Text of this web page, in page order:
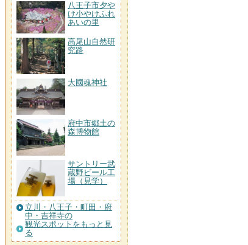
八王子市夕や
け小やけふれ
あいの里
高尾山自然研
究路
大國魂神社
府中市郷土の
森博物館
サントリー武
蔵野ビール工
場（見学）
立川・八王子・町田・府
中・吉祥寺の
観光スポットをもっと見
る